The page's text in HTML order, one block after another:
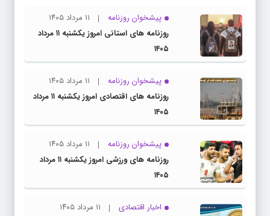
پیشخوان روزنامه
۱۱ مرداد ۱۴۰۵
روزنامه های استانی امروز یکشنبه ۱۱ مرداد
۱۴۰۵
پیشخوان روزنامه
۱۱ مرداد ۱۴۰۵
روزنامه های اقتصادی امروز یکشنبه ۱۱ مرداد
۱۴۰۵
پیشخوان روزنامه
۱۱ مرداد ۱۴۰۵
روزنامه های ورزشی امروز یکشنبه ۱۱ مرداد
۱۴۰۵
اخبار اقتصادی
۱۱ مرداد ۱۴۰۵